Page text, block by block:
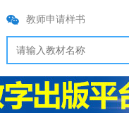
教师申请样书